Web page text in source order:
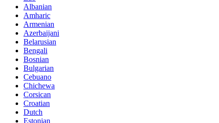
Albanian
Amharic
Armenian
Azerbaijani
Belarusian
Bengali
Bosnian
Bulgarian
Cebuano
Chichewa
Corsican
Croatian
Dutch
Estonian